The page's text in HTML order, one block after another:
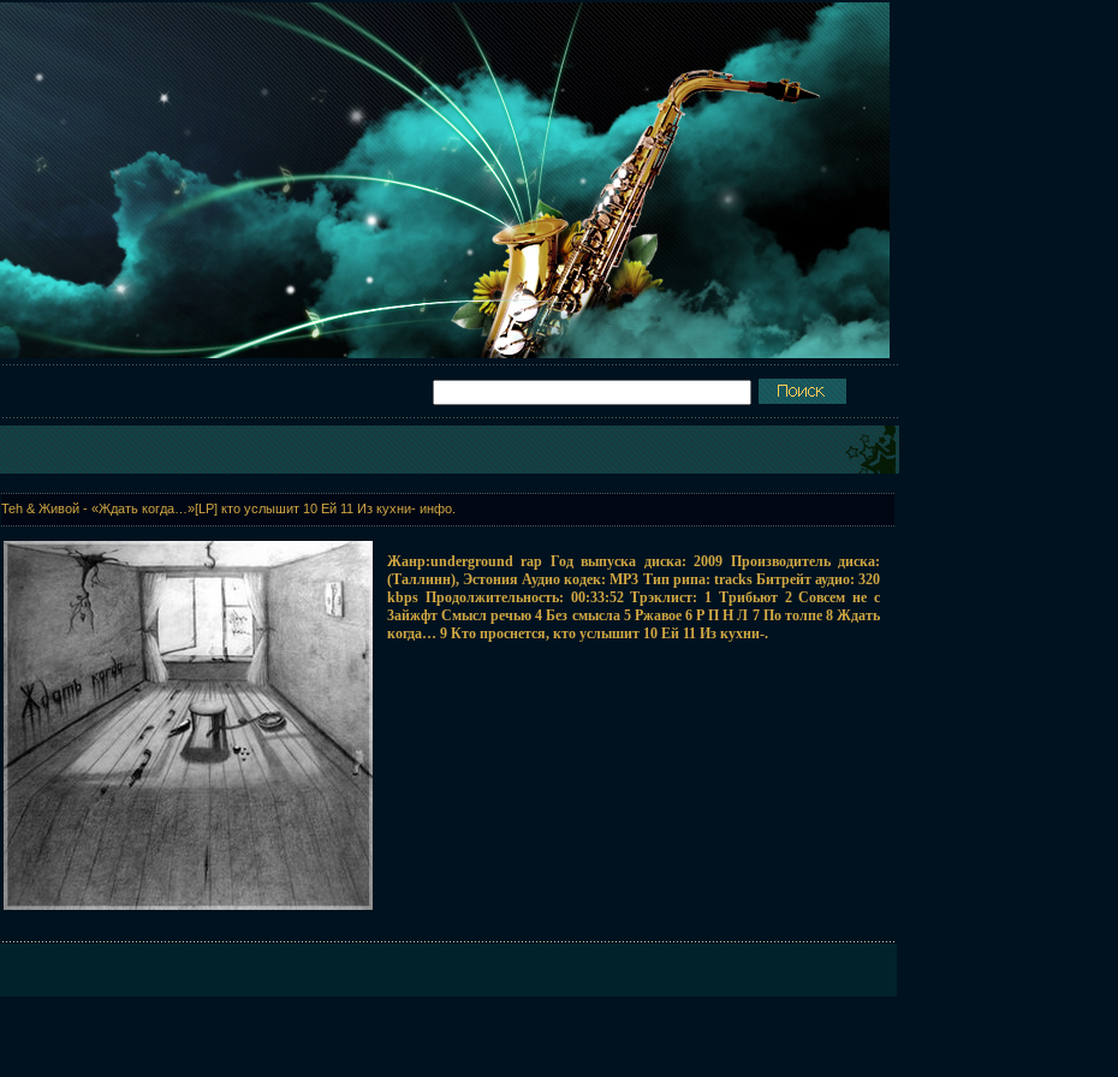
Teh & Живой - «Ждать когда…»[LP] кто услышит 10 Ей 11 Из кухни- инфо.
Жанр:underground rap Год выпуска диска: 2009 Производитель диска:
(Таллинн), Эстония Аудио кодек: MP3 Тип рипа: tracks Битрейт аудио: 320
kbps Продолжительность: 00:33:52 Трэклист: 1 Трибьют 2 Совсем не с
3айжфт Смысл речью 4 Без смысла 5 Ржавое 6 Р П Н Л 7 По толпе 8 Ждать
когда… 9 Кто проснется, кто услышит 10 Ей 11 Из кухни-.